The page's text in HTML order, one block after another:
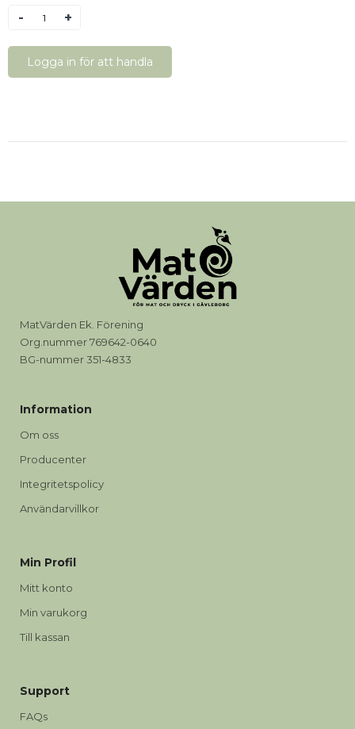
Antal
Logga in för att handla
MatVärden Ek. Förening
Org.nummer 769642-0640
BG-nummer 351-4833
Information
Om oss
Producenter
Integritetspolicy
Användarvillkor
Min Profil
Mitt konto
Min varukorg
Till kassan
Support
FAQs